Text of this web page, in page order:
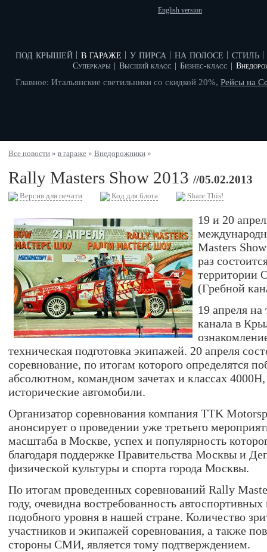
English version
под крышей в гараже
Суперкары Высший класс Бизнес-класс
у пирса на полосе стиль
Главное: Итальянские светильники со скидкой 20%, Рейсы на
Все новости » в гараже » Внедорожники »
Rally Masters Show 2013 //05.02.2013
Версия для печати Код для блога Share This!
19 и 20
Masters
раз
территории
(Гребной
19 апреля на
канала в
техническая подготовка экипажей. 20 апреля
соревнование, по итогам которого определятся
абсолютном, командном зачетах и классах
исторические автомобили.
Организатор соревнования компания TTK
анонсирует о проведении уже третьего
масштаба в Москве, успех и популярность
благодаря поддержке Правительства Москвы и
физической культуры и спорта города Москвы.
По итогам проведенных соревнований Rally
году, очевидна востребованность
подобного уровня в нашей стране. Количество
участников и экипажей соревнования, а также
стороны СМИ, является тому подтверждением.